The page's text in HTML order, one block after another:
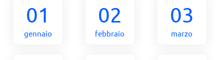
01
gennaio
02
febbraio
03
marzo